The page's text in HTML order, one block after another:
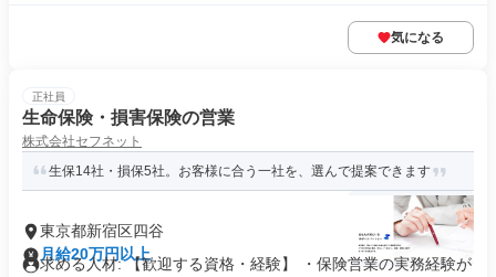
気になる
正社員
生命保険・損害保険の営業
株式会社セフネット
生保14社・損保5社。お客様に合う一社を、選んで提案できます
東京都新宿区四谷
月給20万円以上
求める人材: 【歓迎する資格・経験】 ・保険営業の実務経験が